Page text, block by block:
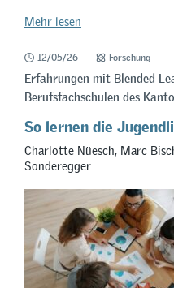
Mehr lesen
12/05/26 Forschung
Erfahrungen mit Blended
Berufsfachschulen des
So lernen die
Charlotte Nüesch, Marc
Sonderegger